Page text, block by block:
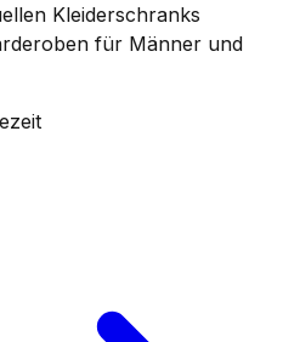
Kleiderschranks
für Männer und